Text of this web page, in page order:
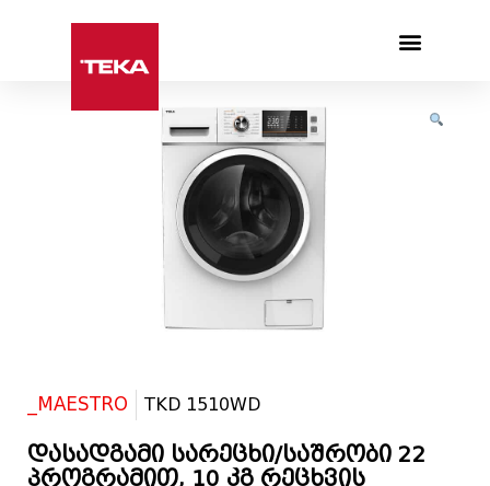
_MAESTRO TKD 1510WD
დასადგამი სარეცხი/საშრობი 22
პროგრამით, 10 კგ რეცხვის